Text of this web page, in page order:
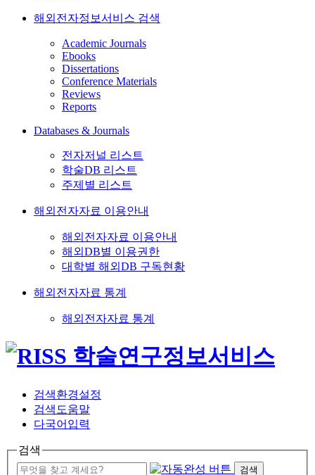
해외전자정보서비스 검색
Academic Journals
Ebooks
Dissertations
Conference Materials
Reviews
Reports
Databases & Journals
전자저널 리스트
학술DB 리스트
주제별 리스트
해외전자자료 이용안내
해외전자자료 이용안내
해외DB별 이용권한
대학별 해외DB 구독현황
해외전자자료 통계
해외전자자료 통계
검색환경설정
검색도움말
다국어입력
검색
검색